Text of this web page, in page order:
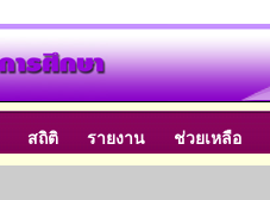
สถิติ รายงาน ช่วยเหลือ